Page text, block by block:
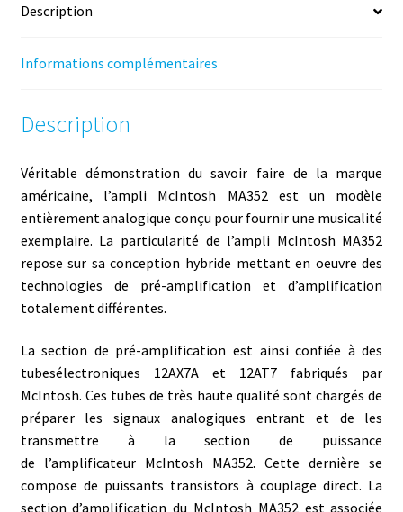
Description
Informations complémentaires
Description
Véritable démonstration du savoir faire de la marque
américaine, l’ampli McIntosh MA352 est un modèle
entièrement analogique conçu pour fournir une musicalité
exemplaire. La particularité de l’ampli McIntosh MA352
repose sur sa conception hybride mettant en oeuvre des
technologies de pré-amplification et d’amplification
totalement différentes.
La section de pré-amplification est ainsi confiée à des
tubesélectroniques 12AX7A et 12AT7 fabriqués par
McIntosh. Ces tubes de très haute qualité sont chargés de
préparer les signaux analogiques entrant et de les
transmettre à la section de puissance
de l’amplificateur McIntosh MA352. Cette dernière se
compose de puissants transistors à couplage direct. La
section d’amplificationdu McIntosh MA352 est associée